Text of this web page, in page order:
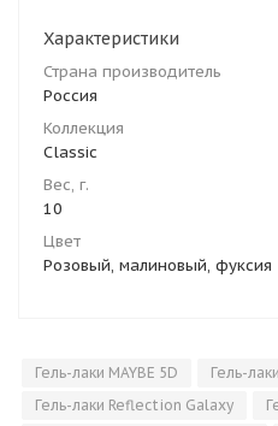
Характеристики
Страна производитель
Россия
Коллекция
Сlassic
Вес, г.
10
Цвет
Розовый, малиновый, фуксия
Гель-лаки MAYBE 5D
Гель-
Гель-лаки Reflection Galaxy